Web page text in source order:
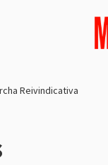
Reivindicativa